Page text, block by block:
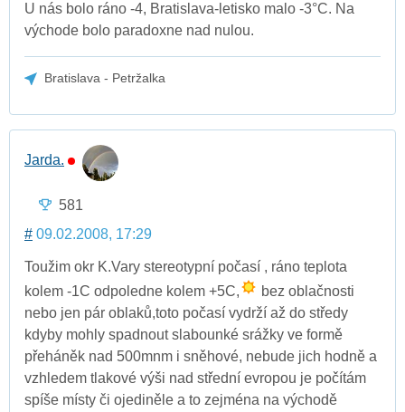
U nás bolo ráno -4, Bratislava-letisko malo -3°C. Na
východe bolo paradoxne nad nulou.
Bratislava - Petržalka
Jarda.
581
# 09.02.2008, 17:29
Toužim okr K.Vary stereotypní počasí , ráno teplota
kolem -1C odpoledne kolem +5C,
bez oblačnosti
nebo jen pár oblaků,toto počasí vydrží až do středy
kdyby mohly spadnout slabounké srážky ve formě
přeháněk nad 500mnm i sněhové, nebude jich hodně a
vzhledem tlakové výši nad střední evropou je počítám
spíše místy či ojediněle a to zejména na východě